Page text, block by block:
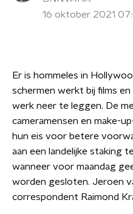
16 oktober 2021
Er is hommeles in
schermen werkt bij films
werk neer te leggen. De
cameramensen en make-
hun eis voor betere
aan een landelijke staking
wanneer voor maandag
worden gesloten. Jeroen
correspondent Raimond